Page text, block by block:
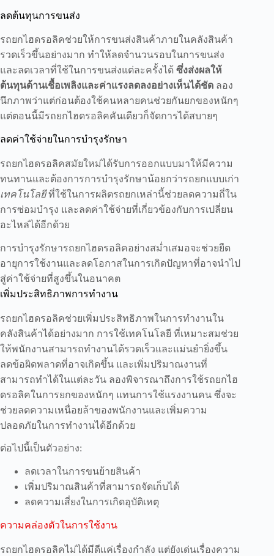
ลดต้นทุนการขนส่ง
รถยกไฮดรอลิคช่วยให้การขนส่งสินค้าภายในคลังสินค้า
รวดเร็วขึ้นอย่างมาก ทำให้ลดจำนวนรอบในการขนส่ง
และลดเวลาที่ใช้ในการขนส่งแต่ละครั้งได้ ซึ่งส่งผลให้
ต้นทุนด้านเชื้อเพลิงและค่าแรงลดลงอย่างเห็นได้ชัด ลอง
นึกภาพว่าแต่ก่อนต้องใช้คนหลายคนช่วยกันยกของหนักๆ
แต่ตอนนี้มีรถยกไฮดรอลิคคันเดียวก็จัดการได้สบายๆ
ลดค่าใช้จ่ายในการบำรุงรักษา
รถยกไฮดรอลิคสมัยใหม่ได้รับการออกแบบมาให้มีความ
ทนทานและต้องการการบำรุงรักษาน้อยกว่ารถยกแบบเก่า
เทคโนโลยีที่ใช้ในการผลิตรถยกเหล่านี้ช่วยลดความถี่ใน
การซ่อมบำรุง และลดค่าใช้จ่ายที่เกี่ยวข้องกับการเปลี่ยน
อะไหล่ได้อีกด้วย
การบำรุงรักษารถยกไฮดรอลิคอย่างสม่ำเสมอจะช่วยยืด
อายุการใช้งานและลดโอกาสในการเกิดปัญหาที่อาจนำไป
สู่ค่าใช้จ่ายที่สูงขึ้นในอนาคต
เพิ่มประสิทธิภาพการทำงาน
รถยกไฮดรอลิคช่วยเพิ่มประสิทธิภาพในการทำงานใน
คลังสินค้าได้อย่างมาก การใช้เทคโนโลยี ที่เหมาะสมช่วย
ให้พนักงานสามารถทำงานได้รวดเร็วและแม่นยำยิ่งขึ้น
ลดข้อผิดพลาดที่อาจเกิดขึ้น และเพิ่มปริมาณงานที่
สามารถทำได้ในแต่ละวัน ลองพิจารณาถึงการใช้รถยกไฮ
ดรอลิคในการยกของหนักๆ แทนการใช้แรงงานคน ซึ่งจะ
ช่วยลดความเหนื่อยล้าของพนักงานและเพิ่มความ
ปลอดภัยในการทำงานได้อีกด้วย
ต่อไปนี้เป็นตัวอย่าง:
ลดเวลาในการขนย้ายสินค้า
เพิ่มปริมาณสินค้าที่สามารถจัดเก็บได้
ลดความเสี่ยงในการเกิดอุบัติเหตุ
ความคล่องตัวในการใช้งาน
รถยกไฮดรอลิคไม่ได้มีดีแค่เรื่องกำลัง แต่ยังเด่นเรื่องความ